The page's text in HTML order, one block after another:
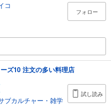
コ
フォロー
ズ10 注文の多い料理店
ブカルチャー・雑学
試し読み